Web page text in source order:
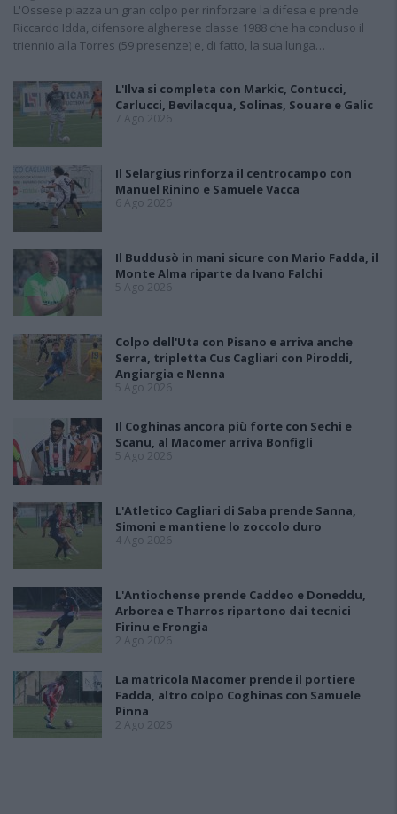
L'Ossese piazza un gran colpo per rinforzare la difesa e prende
Riccardo Idda, difensore algherese classe 1988 che ha concluso il
triennio alla Torres (59 presenze) e, di fatto, la sua lunga…
L'Ilva si completa con Markic, Contucci,
Carlucci, Bevilacqua, Solinas, Souare e Galic
7 Ago 2026
Il Selargius rinforza il centrocampo con
Manuel Rinino e Samuele Vacca
6 Ago 2026
Il Buddusò in mani sicure con Mario Fadda, il
Monte Alma riparte da Ivano Falchi
5 Ago 2026
Colpo dell'Uta con Pisano e arriva anche
Serra, tripletta Cus Cagliari con Piroddi,
Angiargia e Nenna
5 Ago 2026
Il Coghinas ancora più forte con Sechi e
Scanu, al Macomer arriva Bonfigli
5 Ago 2026
L'Atletico Cagliari di Saba prende Sanna,
Simoni e mantiene lo zoccolo duro
4 Ago 2026
L'Antiochense prende Caddeo e Doneddu,
Arborea e Tharros ripartono dai tecnici
Firinu e Frongia
2 Ago 2026
La matricola Macomer prende il portiere
Fadda, altro colpo Coghinas con Samuele
Pinna
2 Ago 2026